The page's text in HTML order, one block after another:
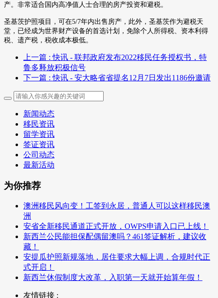
产。非常适合国内高净值人士合理的房产投资和避税。
圣基茨护照项目，可在5/7年内出售房产，此外，圣基茨作为避税天
堂，已经成为世界财产设备的首选计划，免除个人所得税、资本利得
税、遗产税，税收成本极低。
上一篇 : 快讯 - 联邦政府发布2022移民任务授权书，特
鲁多释放积极信号
下一篇 : 快讯 - 安大略省省提名12月7日发出1186份邀请
新闻动态
移民资讯
留学资讯
签证资讯
公司动态
最新活动
为你推荐
澳洲移民风向变！工签到永居，普通人可以这样移民澳
洲
安省全新移民通道正式开放，OWPS申请入口已上线！
新西兰公民能担保配偶留澳吗？461签证解析，建议收
藏！
安提瓜护照新规落地，居住要求大幅上调，合规时代正
式开启！
新西兰休假制度大改革，入职第一天就开始算年假！
友情链接 :